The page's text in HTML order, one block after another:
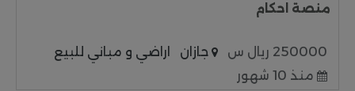
منصة احكام
250000 ريال س جازان
اراضي و مباني للبيع
منذ 10 شهور